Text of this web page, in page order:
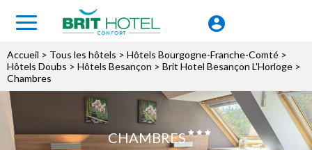
Accueil > Tous les hôtels > Hôtels Bourgogne-Franche-Comté >
Hôtels Doubs > Hôtels Besançon > Brit Hotel Besançon L'Horloge >
Chambres
CHAMBRES